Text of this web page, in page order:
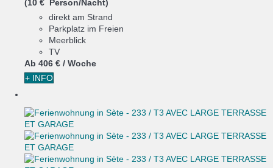
(10 € Person/Nacht)
direkt am Strand
Parkplatz im Freien
Meerblick
TV
Ab 406 € / Woche
+ INFO